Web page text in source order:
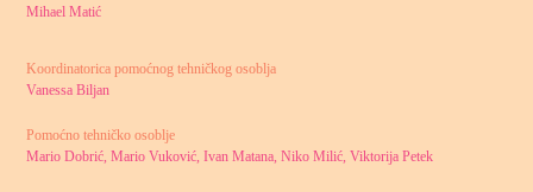
Mihael Matić
Koordinatorica pomoćnog tehničkog osoblja
Vanessa Biljan
Pomoćno tehničko osoblje
Mario Dobrić, Mario Vuković, Ivan Matana, Niko Milić, Viktorija Petek